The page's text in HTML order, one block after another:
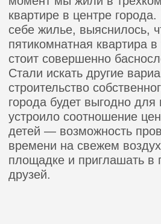
Харитонова Алена
Идея создании
строительству
таунхасов пришла
ко мне неслучайно.
Все в жизни
взаимосвязано, так
и моя история
создания бизнеса
связана с моей
семьей, с тем, что
происходило со
мной восемь лет
назад.